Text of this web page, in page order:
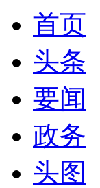
首页
头条
要闻
政务
头图